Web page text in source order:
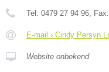
Tel: 0479 27 94 96 , Fax:
E-mail › Cindy Persyn
Website onbekend